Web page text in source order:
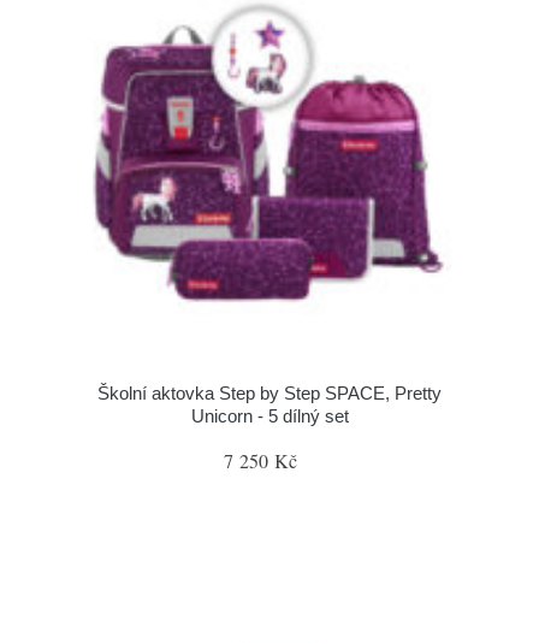
Školní aktovka Step by Step SPACE, Pretty
Unicorn - 5 dílný set
7 250 Kč